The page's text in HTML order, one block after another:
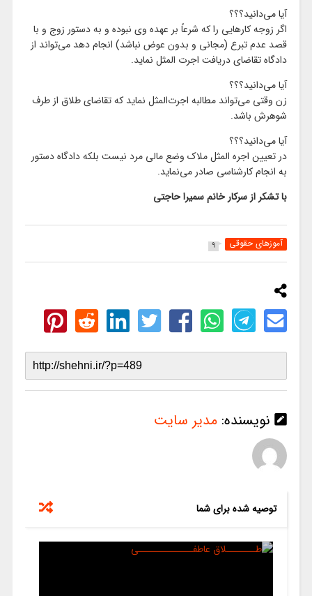
آیا می‌دانید؟؟؟
اگر زوجه کارهایی را که شرعاً بر عهده وی نبوده و به دستور زوج و با
قصد عدم تبرع (مجانی و بدون عوض نباشد) انجام دهد می‌‌تواند از
دادگاه تقاضای دریافت اجرت المثل نماید.
آیا می‌دانید؟؟؟
زن وقتی می‌‌تواند مطالبه اجرت‌‌المثل نماید که تقاضای طلاق از طرف
شوهرش باشد.
آیا می‌دانید؟؟؟
در تعیین اجره المثل ملاک وضع مالی مرد نیست بلکه دادگاه دستور
به انجام کارشناسی صادر می‌‌نماید.
با تشکر از سرکار خانم سمیرا حاجتی
آموزهای حقوقی 9
نویسنده: مدیر سایت
توصیه شده برای شما